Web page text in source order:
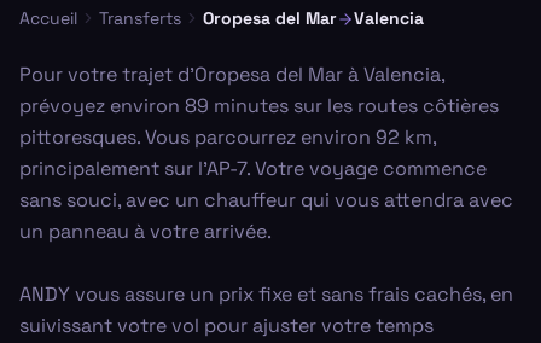
Accueil Transferts Oropesa del Mar Valencia
Pour votre trajet d'Oropesa del Mar à Valencia,
prévoyez environ 89 minutes sur les routes côtières
pittoresques. Vous parcourrez environ 92 km,
principalement sur l'AP-7. Votre voyage commence
sans souci, avec un chauffeur qui vous attendra avec
un panneau à votre arrivée.
ANDY vous assure un prix fixe et sans frais cachés, en
suivissant votre vol pour ajuster votre temps